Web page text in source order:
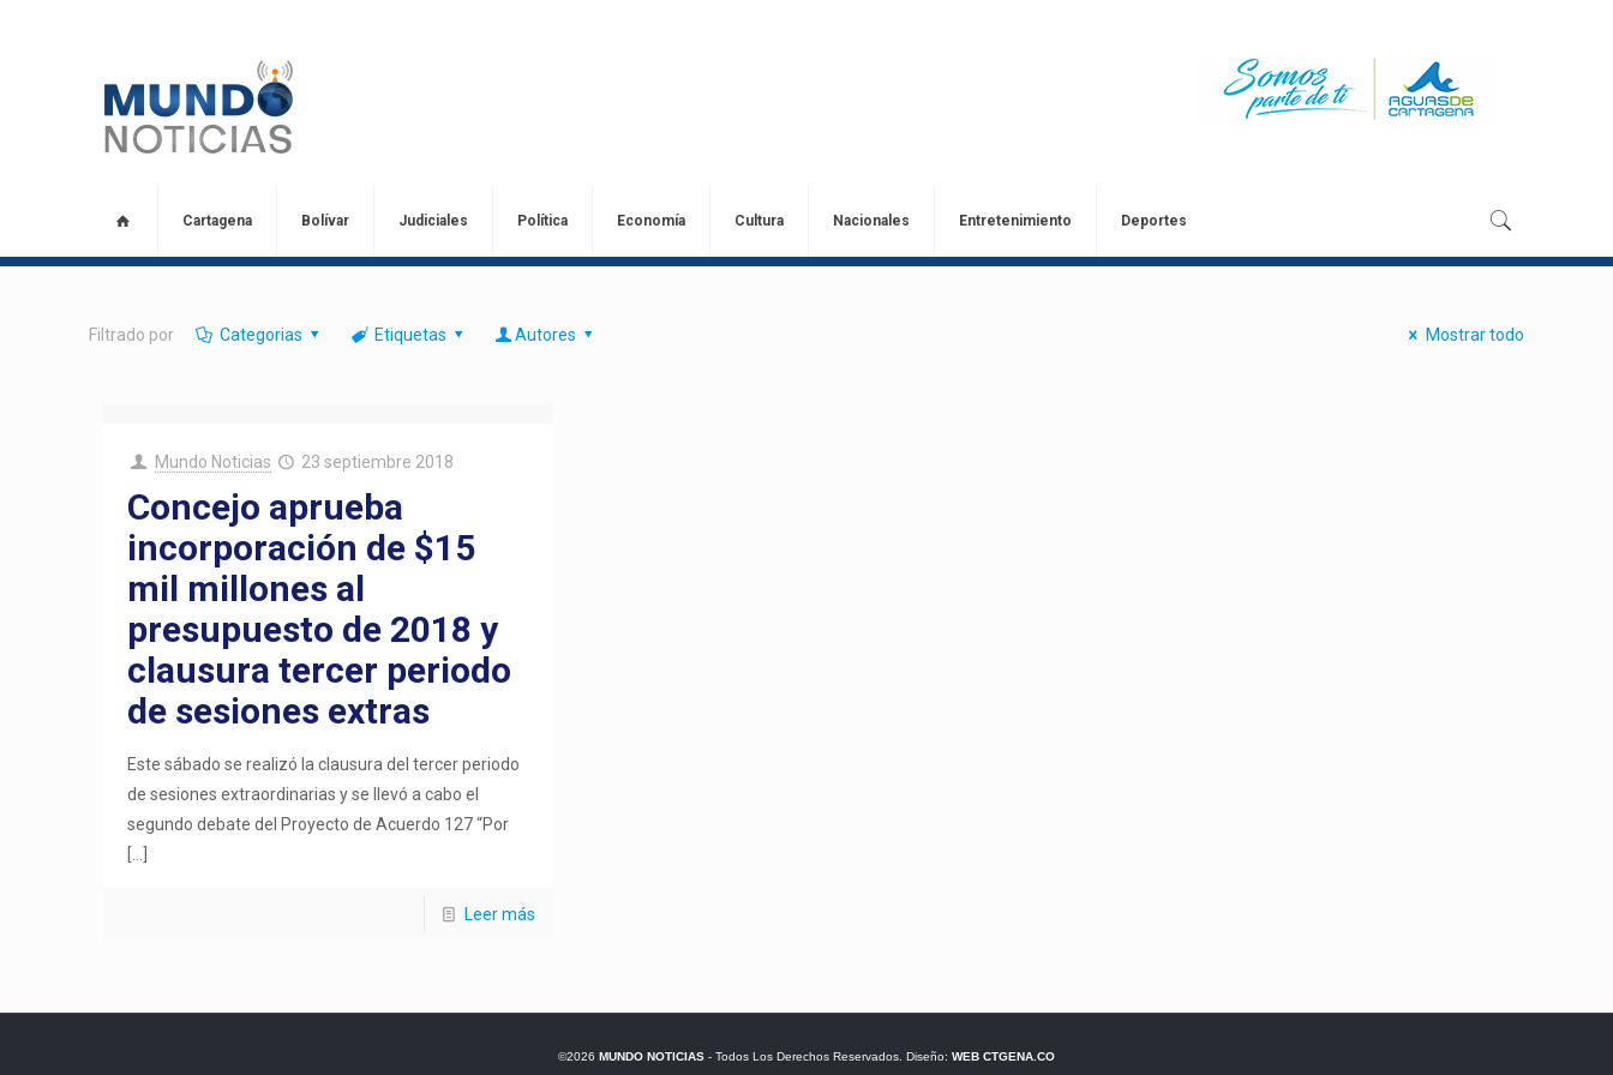
Cartagena Bolívar Judiciales Política Economía Cultura Nacionales Entretenimiento Deportes
Filtrado por Categorias Etiquetas Autores Mostrar todo
Mundo Noticias 23 septiembre 2018
Concejo aprueba
incorporación de $15
mil millones al
presupuesto de 2018 y
clausura tercer periodo
de sesiones extras
Este sábado se realizó la clausura del tercer periodo
de sesiones extraordinarias y se llevó a cabo el
segundo debate del Proyecto de Acuerdo 127 “Por
Leer más
©2026 MUNDO NOTICIAS- Todos Los Derechos Reservados. Diseño: WEB CTGENA.CO